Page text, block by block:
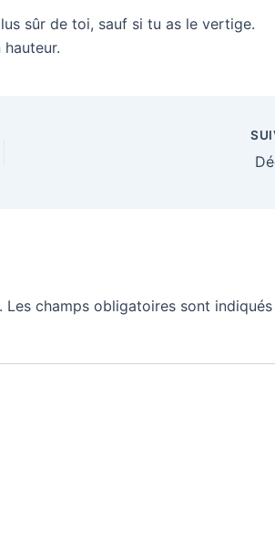
sûr de toi, sauf si tu as le vertige.
Les champs obligatoires sont indiqués